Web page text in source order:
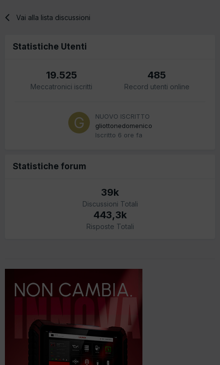
Vai alla lista discussioni
Statistiche Utenti
19.525
Meccatronici iscritti
485
Record utenti online
NUOVO ISCRITTO
gliottonedomenico
Iscritto 6 ore fa
Statistiche forum
39k
Discussioni Totali
443,3k
Risposte Totali